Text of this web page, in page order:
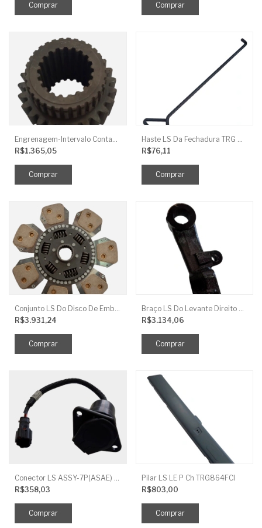
R$1.365,05
R$76,11
R$3.931,24
R$3.134,06
R$358,03
Pilar LS LE P Ch TRG864FCI
R$803,00